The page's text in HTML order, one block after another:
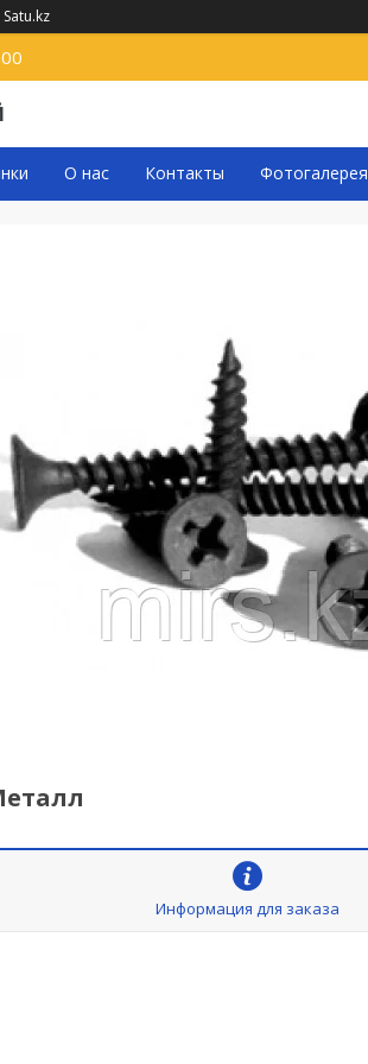
О нас Контакты Фотогалерея
Информация для заказа